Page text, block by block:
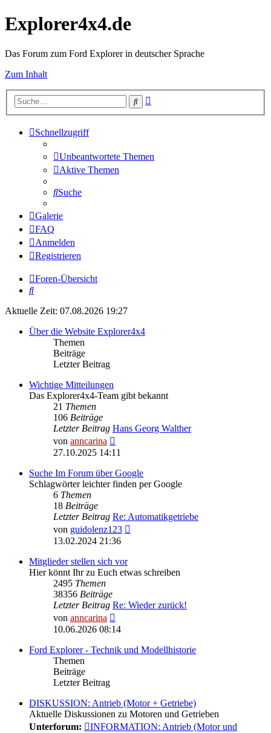
Explorer4x4.de
Das Forum zum Ford Explorer in deutscher Sprache
Zum Inhalt
Suche
Schnellzugriff
Unbeantwortete Themen
Aktive Themen
Suche
Galerie
FAQ
Anmelden
Registrieren
Foren-Übersicht
Suche
Aktuelle Zeit: 07.08.2026 19:27
Über die Website Explorer4x4
Themen
Beiträge
Letzter Beitrag
Wichtige Mitteilungen
Das Explorer4x4-Team gibt bekannt
21 Themen
106 Beiträge
Letzter Beitrag Hans Georg Walther
von anncarina
Beitrag
27.10.2025 14:11
Suche Im Forum über Google
Schlagwörter leichter finden per Google
6 Themen
18 Beiträge
Letzter Beitrag Re: Automatikgetriebe
von guidolenz123
13.02.2024 21:36
Mitglieder stellen sich vor
Hier könnt Ihr zu Euch etwas schreiben
2495 Themen
38356 Beiträge
Letzter Beitrag Re: Wieder zurück!
von anncarina
Beitrag
10.06.2026 08:14
Ford Explorer - Technik und Modellhistorie
Themen
Beiträge
Letzter Beitrag
DISKUSSION: Antrieb (Motor + Getriebe)
Aktuelle Diskussionen zu Motoren und Getrieben
Unterforum:
INFORMATION: Antrieb (Motor und